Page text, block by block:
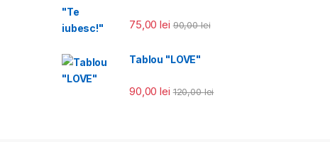
75,00lei 90,00lei
Tablou "LOVE"
90,00lei 120,00lei